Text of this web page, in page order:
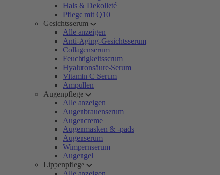
Hals & Dekolleté
Pflege mit Q10
Gesichtsserum
Alle anzeigen
Anti-Aging-Gesichtsserum
Collagenserum
Feuchtigkeitsserum
Hyaluronsäure-Serum
Vitamin C Serum
Ampullen
Augenpflege
Alle anzeigen
Augenbrauenserum
Augencreme
Augenmasken & -pads
Augenserum
Wimpernserum
Augengel
Lippenpflege
Alle anzeigen